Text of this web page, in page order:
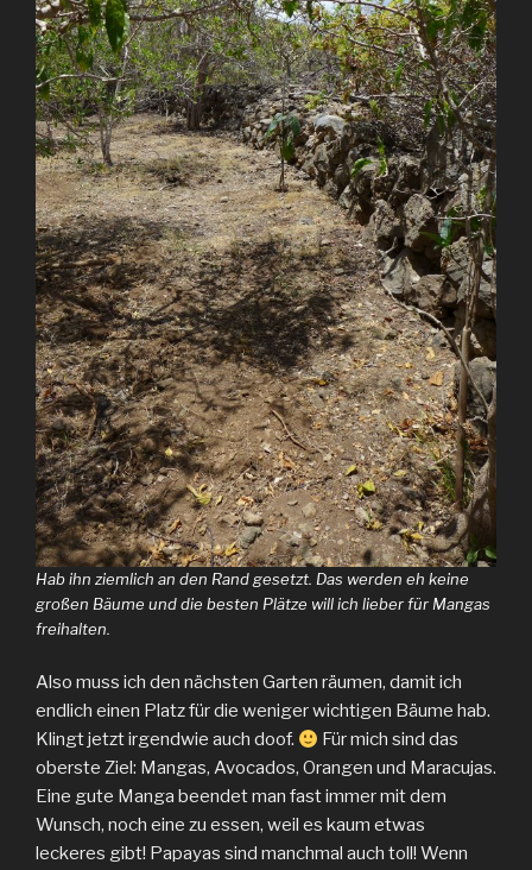
Hab ihn ziemlich an den Rand gesetzt. Das werden eh keine
großen Bäume und die besten Plätze will ich lieber für Mangas
freihalten.
Also muss ich den nächsten Garten räumen, damit ich
endlich einen Platz für die weniger wichtigen Bäume hab.
Klingt jetzt irgendwie auch doof.
Für mich sind das
oberste Ziel: Mangas, Avocados, Orangen und Maracujas.
Eine gute Manga beendet man fast immer mit dem
Wunsch, noch eine zu essen, weil es kaum etwas
leckeres gibt! Papayas sind manchmal auch toll! Wenn